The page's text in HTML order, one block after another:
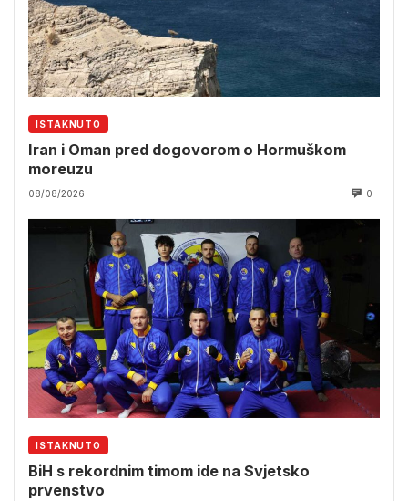
ISTAKNUTO
Iran i Oman pred dogovorom o Hormuškom
moreuzu
08/08/2026 0
ISTAKNUTO
BiH s rekordnim timom ide na Svjetsko
prvenstvo